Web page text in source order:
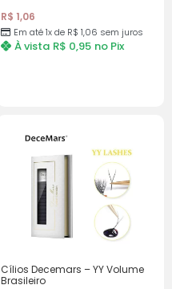
R$ 1,06
Em até 1x de R$ 1,06 sem juros
À vista R$ 0,95 no Pix
Cílios Decemars – YY Volume
Brasileiro